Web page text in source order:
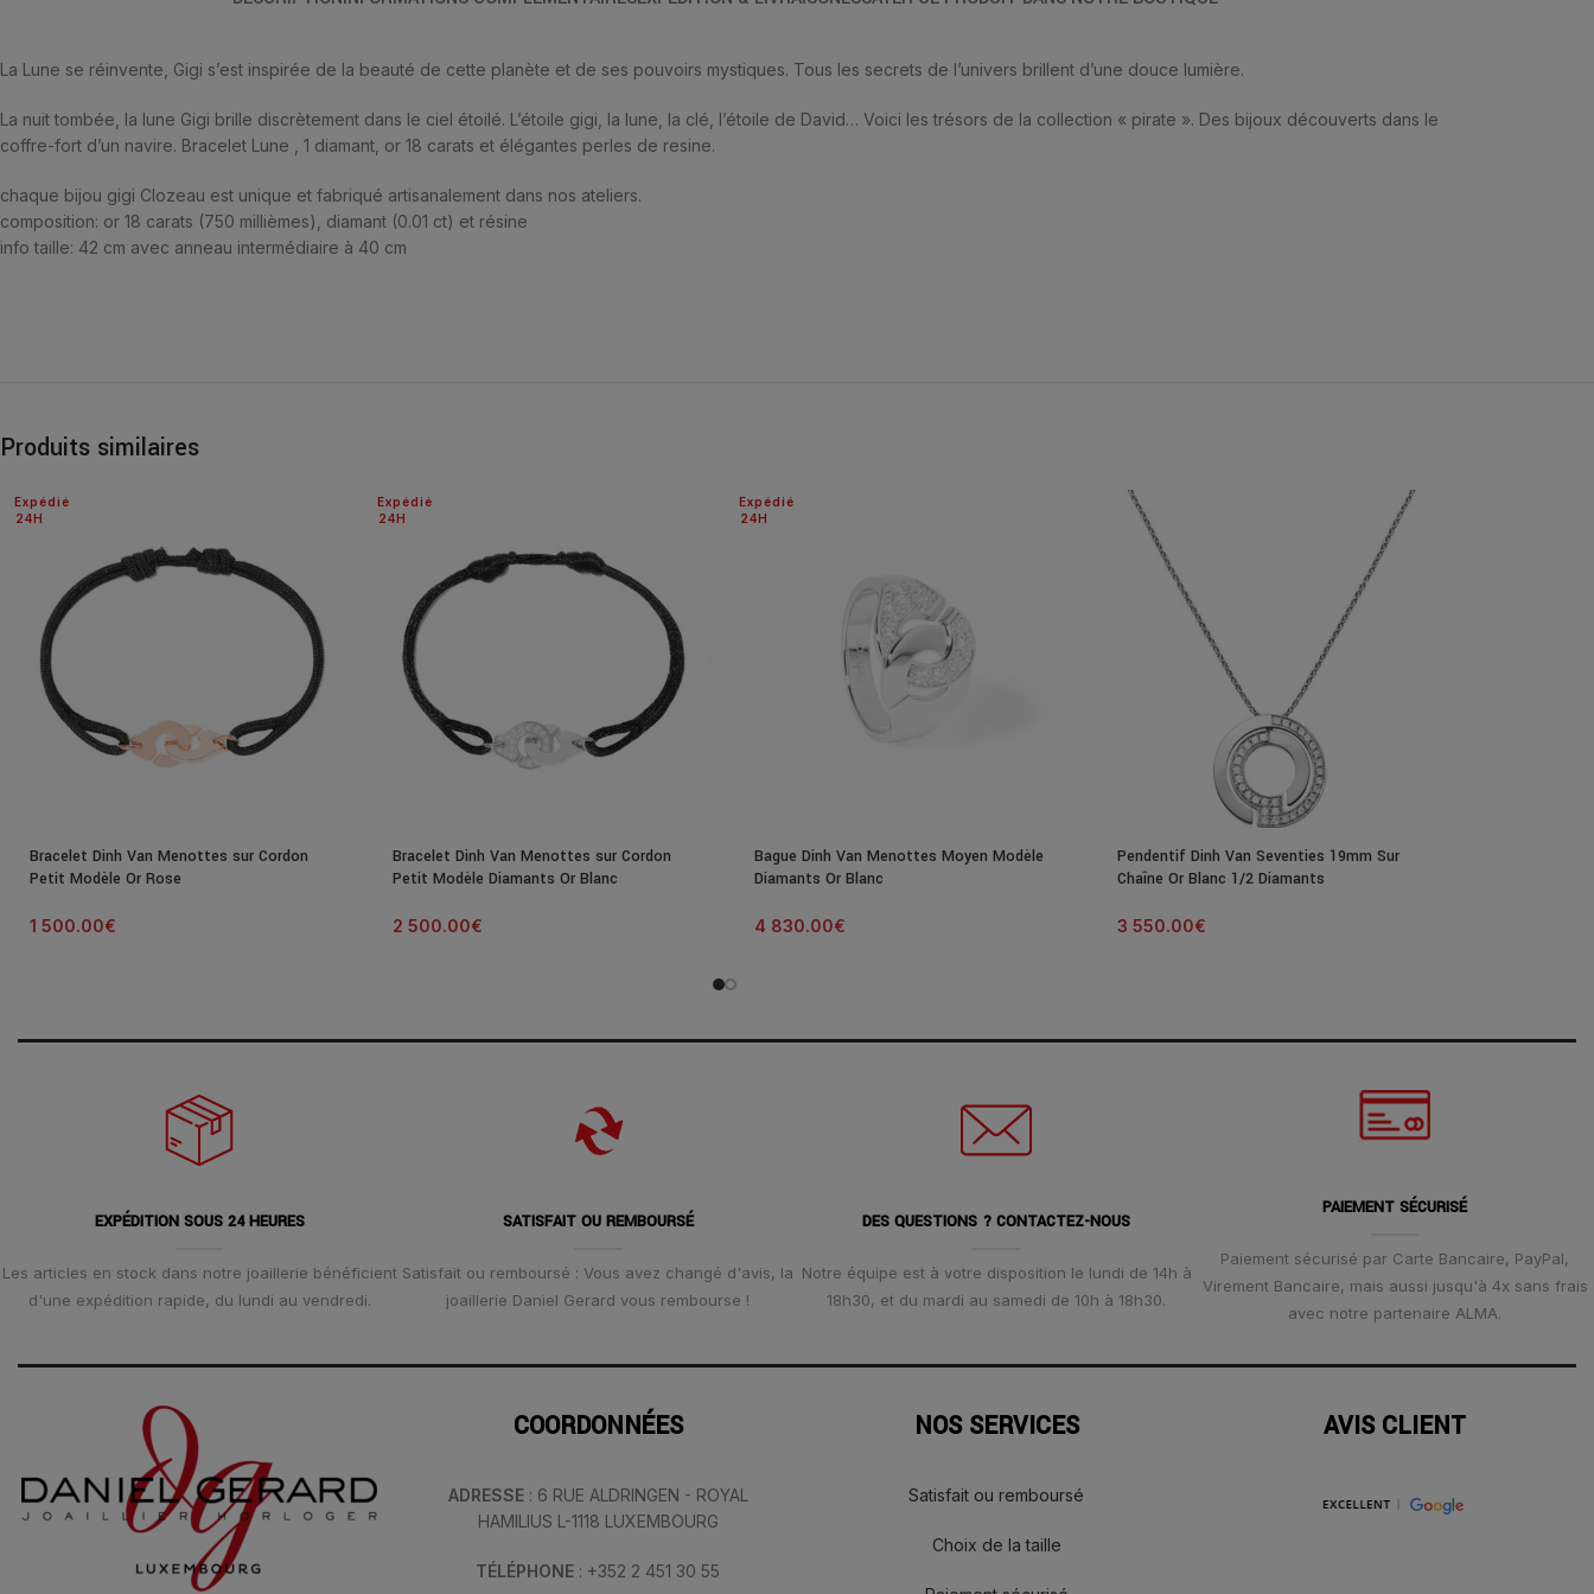
La Lune se réinvente, Gigi s’est inspirée de la beauté de cette planète et de ses pouvoirs mystiques. Tous les secrets de l’univers brillent d’une douce lumière.
La nuit tombée, la lune Gigi brille discrètement dans le ciel étoilé. L’étoile gigi, la lune, la clé, l’étoile de David… Voici les trésors de la collection « pirate ». Des bijoux découverts dans le
coffre-fort d’un navire. Bracelet Lune , 1 diamant, or 18 carats et élégantes perles de resine.
chaque bijou gigi Clozeau est unique et fabriqué artisanalement dans nos ateliers.
composition: or 18 carats (750 millièmes), diamant (0.01 ct) et résine
info taille: 42 cm avec anneau intermédiaire à 40 cm
Produits similaires
24H
Expédié
Bracelet Dinh Van Menottes sur Cordon
Petit Modèle Or Rose
1 500.00€
24H
Expédié
Bracelet Dinh Van Menottes sur Cordon
Petit Modèle Diamants Or Blanc
2 500.00€
24H
Expédié
Bague Dinh Van Menottes Moyen Modèle
Diamants Or Blanc
4 830.00€
Pendentif Dinh Van Seventies 19mm Sur
Chaîne Or Blanc 1/2 Diamants
3 550.00€
EXPÉDITION SOUS 24 HEURES
Les articles en stock dans notre joaillerie bénéficient
d'une expédition rapide, du lundi au vendredi.
SATISFAIT OU REMBOURSÉ
Satisfait ou remboursé : Vous avez changé d'avis, la
joaillerie Daniel Gerard vous rembourse !
DES QUESTIONS ? CONTACTEZ-NOUS
Notre équipe est à votre disposition le lundi de 14h à
18h30, et du mardi au samedi de 10h à 18h30.
PAIEMENT SÉCURISÉ
Paiement sécurisé par Carte Bancaire, PayPal,
Virement Bancaire, mais aussi jusqu'à 4x sans frais
avec notre partenaire ALMA.
COORDONNÉES
ADRESSE: 6 RUE ALDRINGEN - ROYAL
HAMILIUS L-1118 LUXEMBOURG
TÉLÉPHONE : +352 2 451 30 55
NOS SERVICES
Satisfait ou remboursé
Choix de la taille
AVIS CLIENT